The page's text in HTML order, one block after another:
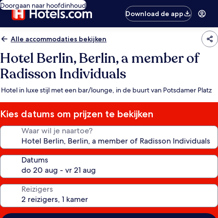
Doorgaan naar hoofdinhoud
Download de app
Alle accommodaties bekijken
Hotel Berlin, Berlin, a member of
Radisson Individuals
Hotel in luxe stijl met een bar/lounge, in de buurt van Potsdamer Platz
Kies datums om prijzen te bekijken
Waar wil je naartoe?
Datums
Reizigers